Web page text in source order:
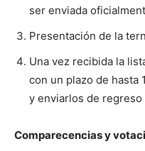
ser enviada
Presentación de la
Una vez recibida la
con un plazo de hasta
y enviarlos de regreso
Comparecencias y